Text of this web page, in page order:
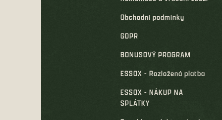
Obchodní podmínky
GDPR
BONUSOVÝ PROGRAM
ESSOX - Rozložená platba
ESSOX - NÁKUP NA
SPLÁTKY